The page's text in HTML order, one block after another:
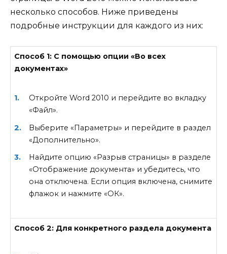
несколько способов. Ниже приведены
подробные инструкции для каждого из них:
Способ 1: С помощью опции «Во всех
документах»
Откройте Word 2010 и перейдите во вкладку
«Файл».
Выберите «Параметры» и перейдите в раздел
«Дополнительно».
Найдите опцию «Разрыв страницы» в разделе
«Отображение документа» и убедитесь, что
она отключена. Если опция включена, снимите
флажок и нажмите «ОК».
Способ 2: Для конкретного раздела документа